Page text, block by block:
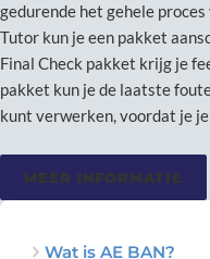
gedurende het gehele
Tutor kun je een pakket
Final Check pakket krijg je
pakket kun je de laatste
kunt verwerken, voordat je
MEER INFORMATIE
Wat is AE BAN?